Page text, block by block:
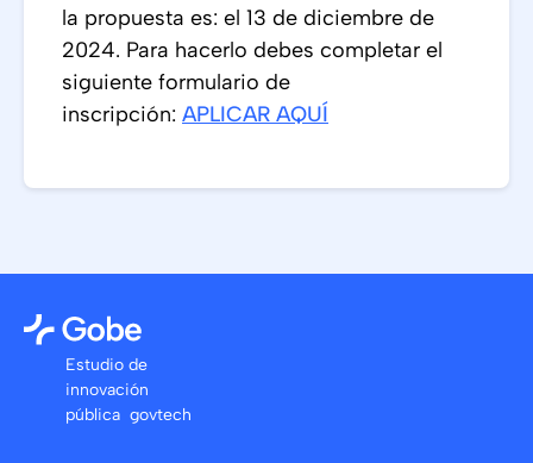
la propuesta es: el 13 de diciembre de
2024. Para hacerlo debes completar el
siguiente formulario de
inscripción: APLICAR AQUÍ
Estudio de
innovación
pública govtech